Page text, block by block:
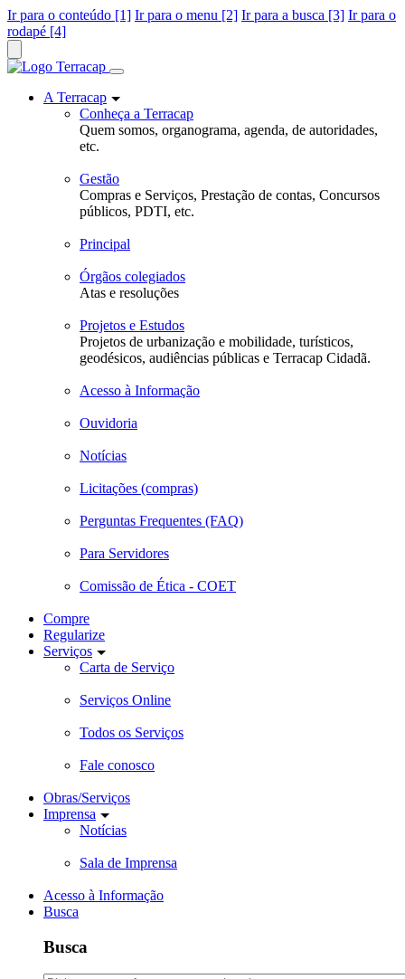
Ir para o conteúdo [1] Ir para o menu [2] Ir para a busca [3] Ir para o
rodapé [4]
A Terracap
Conheça a Terracap
Quem somos, organograma, agenda, de autoridades,
etc.
Gestão
Compras e Serviços, Prestação de contas, Concursos
públicos, PDTI, etc.
Principal
Órgãos colegiados
Atas e resoluções
Projetos e Estudos
Projetos de urbanização e mobilidade, turísticos,
geodésicos, audiências públicas e Terracap Cidadã.
Acesso à Informação
Ouvidoria
Notícias
Licitações (compras)
Perguntas Frequentes (FAQ)
Para Servidores
Comissão de Ética - COET
Compre
Regularize
Serviços
Carta de Serviço
Serviços Online
Todos os Serviços
Fale conosco
Obras/Serviços
Imprensa
Notícias
Sala de Imprensa
Acesso à Informação
Busca
Busca